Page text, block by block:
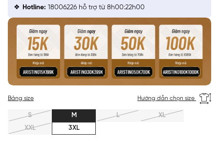
Bảng size Hướng dẫn chọn size
S M L
XL
XXL
3XL
Hotline: 18006226 hỗ trợ từ 8h00:22h00